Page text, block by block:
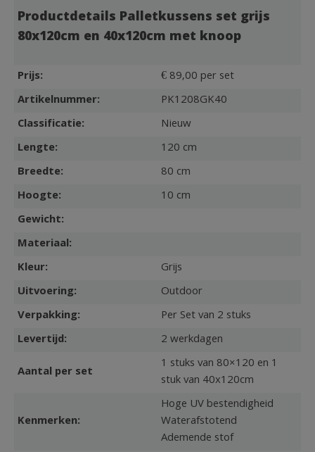
Productdetails Palletkussens set grijs
80x120cm en 40x120cm met knoop
Prijs:
€ 89,00 per set
Artikelnummer:
PK1208GK40
Classificatie:
Nieuw
Lengte:
120 cm
Breedte:
80 cm
Hoogte:
10 cm
Gewicht:
Materiaal:
Kleur:
Grijs
Uitvoering:
Outdoor
Verpakking:
Per Set van 2 stuks
Levertijd:
2 werkdagen
Aantal per set
1 stuks van 80×120 en 1
stuk van 40x120cm
Kenmerken:
Hoge UV bestendigheid
Waterafstotend
Ademende stof